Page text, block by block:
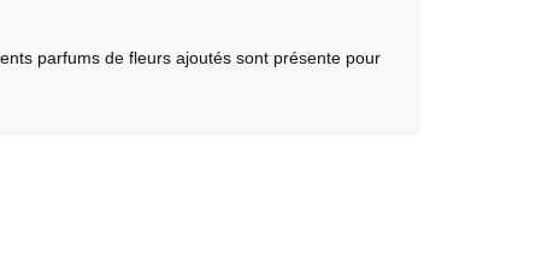
parfums de fleurs ajoutés sont présente pour